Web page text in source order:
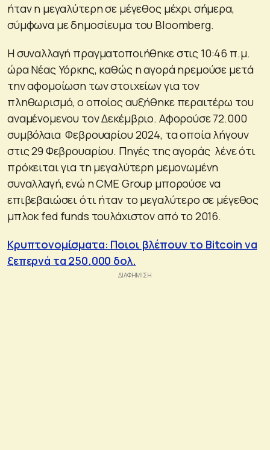
ήταν η μεγαλύτερη σε μέγεθος μέχρι σήμερα,
σύμφωνα με δημοσίευμα του Bloomberg.
Η συναλλαγή πραγματοποιήθηκε στις 10:46 π.μ.
ώρα Νέας Υόρκης, καθώς η αγορά ηρεμούσε μετά
την αφομοίωση των στοιχείων για τον
πληθωρισμό, ο οποίος αυξήθηκε περαιτέρω του
αναμένομενου τον Δεκέμβριο. Αφορούσε 72.000
συμβόλαια Φεβρουαρίου 2024, τα οποία λήγουν
στις 29 Φεβρουαρίου. Πηγές της αγοράς λένε ότι
πρόκειται για τη μεγαλύτερη μεμονωμένη
συναλλαγή, ενώ η CME Group μπορούσε να
επιβεβαιώσει ότι ήταν το μεγαλύτερο σε μέγεθος
μπλοκ fed funds τουλάχιστον από το 2016.
Κρυπτονομίσματα: Ποιοι βλέπουν το Bitcoin να
ξεπερνά τα 250.000 δολ.